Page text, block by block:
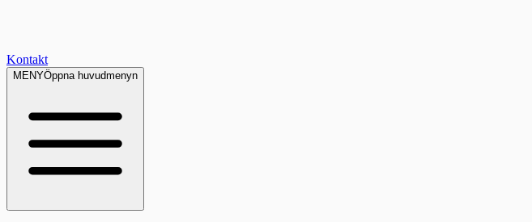
Kontakt
MENYÖppna huvudmenyn